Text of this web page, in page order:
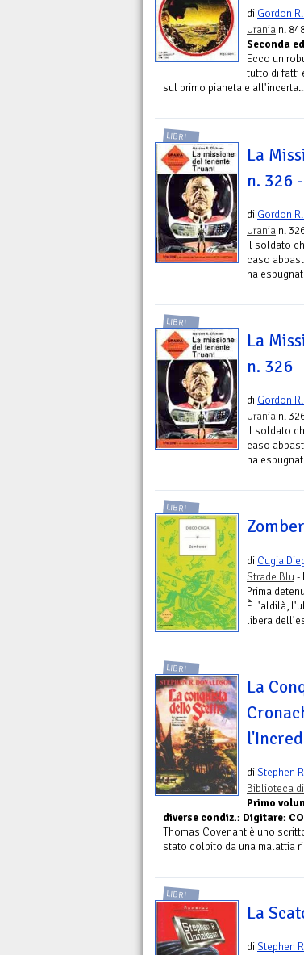
di Gordon
Urania n.
Seconda
Ecco un
tutto di fatti
sul primo pianeta e
LIBRI
La
n. 326 -
di Gordon
Urania n.
Il soldato
caso
ha
LIBRI
La
n. 326
di Gordon
Urania n.
Il soldato
caso
ha
LIBRI
di Cugia
Strade Blu-
Prima
È l'aldilà,
libera
LIBRI
La
diStephen
Biblioteca
Primo
diverse condiz.: Digitare:
Thomas Covenant è uno
stato colpito da una malattia
LIBRI
La
diStephen